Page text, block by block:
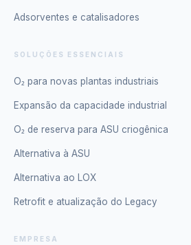
Adsorventes e catalisadores
SOLUÇÕES ESSENCIAIS
O₂ para novas plantas industriais
Expansão da capacidade industrial
O₂ de reserva para ASU criogênica
Alternativa à ASU
Alternativa ao LOX
Retrofit e atualização do Legacy
EMPRESA